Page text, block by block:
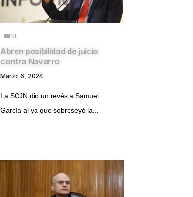
NL
Abren posibilidad de juicio
contra Navarro
Marzo 6, 2024
La SCJN dio un revés a Samuel
García al ya que sobreseyó la...